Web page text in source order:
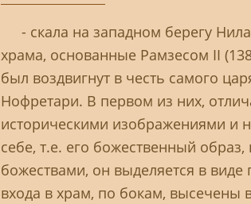
- скала на западном берегу
храма, основанные Рамзесом II
был воздвигнут в честь самого
Нофретари. В первом из них,
историческими изображениями и
себе, т.е. его божественный
божествами, он выделяется в
входа в храм, по бокам, высечены